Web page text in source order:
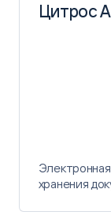
Цитрос
хранения